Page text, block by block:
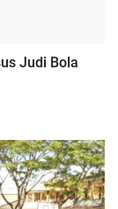
Judi Bola